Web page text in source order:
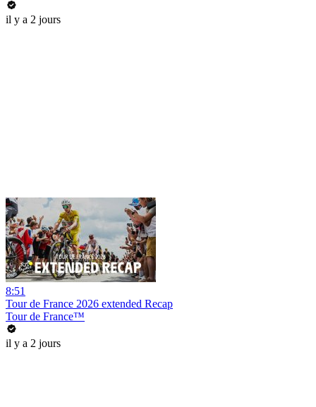
il y a 2 jours
8:51
Tour de France 2026 extended Recap
Tour de France™
il y a 2 jours